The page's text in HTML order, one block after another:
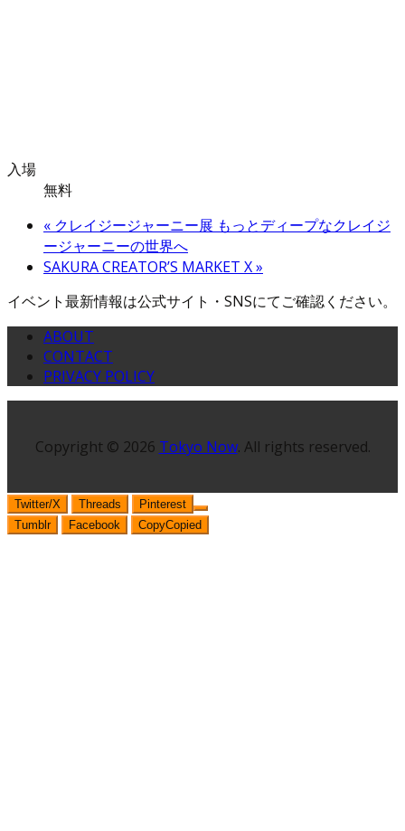
入場
無料
« クレイジージャーニー展 もっとディープなクレイジ
ージャーニーの世界へ
SAKURA CREATOR’S MARKET X»
イベント最新情報は公式サイト・SNSにてご確認ください。
ABOUT
CONTACT
PRIVACY POLICY
Copyright © 2026 Tokyo Now. All rights reserved.
Twitter/X Threads
Pinterest
Tumblr
Facebook CopyCopied